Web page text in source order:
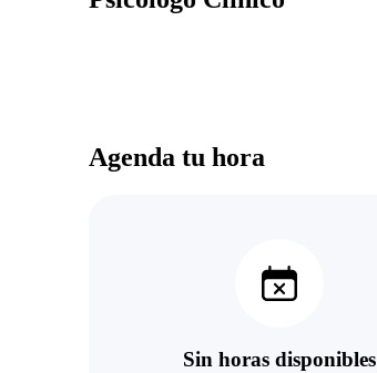
Agenda tu hora
Sin horas disponibles